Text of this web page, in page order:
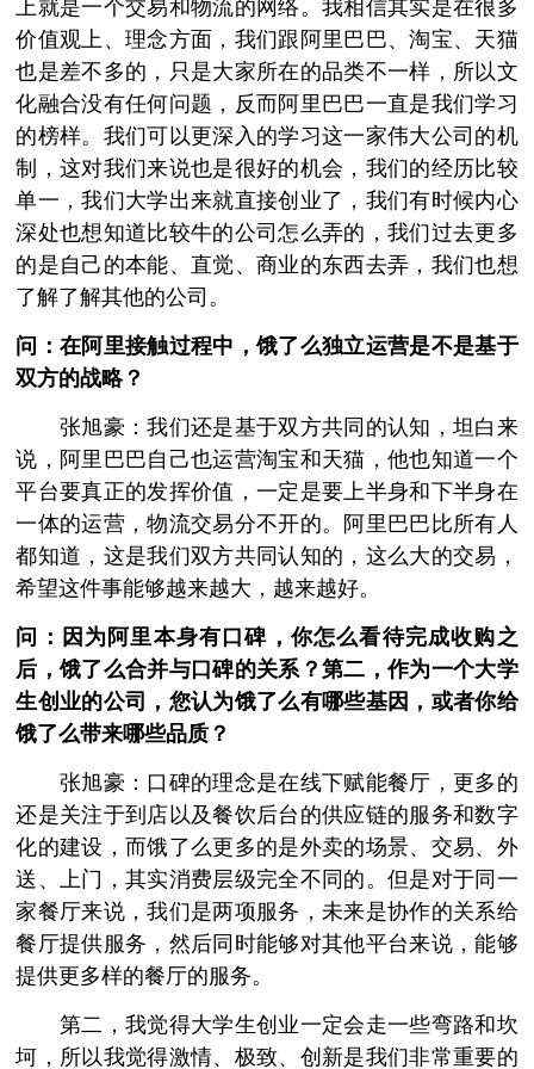
上就是一个交易和物流的网络。我相信其实是在很多
价值观上、理念方面，我们跟阿里巴巴、淘宝、天猫
也是差不多的，只是大家所在的品类不一样，所以文
化融合没有任何问题，反而阿里巴巴一直是我们学习
的榜样。我们可以更深入的学习这一家伟大公司的机
制，这对我们来说也是很好的机会，我们的经历比较
单一，我们大学出来就直接创业了，我们有时候内心
深处也想知道比较牛的公司怎么弄的，我们过去更多
的是自己的本能、直觉、商业的东西去弄，我们也想
了解了解其他的公司。
问：在阿里接触过程中，饿了么独立运营是不是基于
双方的战略？
张旭豪：我们还是基于双方共同的认知，坦白来
说，阿里巴巴自己也运营淘宝和天猫，他也知道一个
平台要真正的发挥价值，一定是要上半身和下半身在
一体的运营，物流交易分不开的。阿里巴巴比所有人
都知道，这是我们双方共同认知的，这么大的交易，
希望这件事能够越来越大，越来越好。
问：因为阿里本身有口碑，你怎么看待完成收购之
后，饿了么合并与口碑的关系？第二，作为一个大学
生创业的公司，您认为饿了么有哪些基因，或者你给
饿了么带来哪些品质？
张旭豪：口碑的理念是在线下赋能餐厅，更多的
还是关注于到店以及餐饮后台的供应链的服务和数字
化的建设，而饿了么更多的是外卖的场景、交易、外
送、上门，其实消费层级完全不同的。但是对于同一
家餐厅来说，我们是两项服务，未来是协作的关系给
餐厅提供服务，然后同时能够对其他平台来说，能够
提供更多样的餐厅的服务。
第二，我觉得大学生创业一定会走一些弯路和坎
坷，所以我觉得激情、极致、创新是我们非常重要的